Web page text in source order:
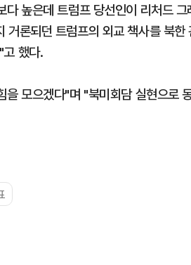
높은데 트럼프 당선인이 리처드
론되던 트럼프의 외교 책사를 북한
했다.
모으겠다"며 "북미회담 실현으로